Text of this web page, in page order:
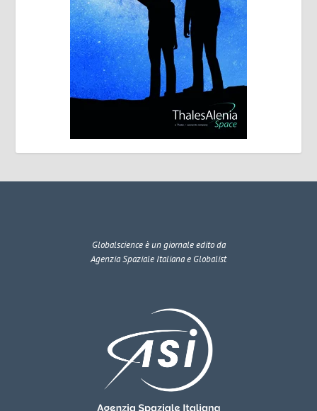
Globalscienceè un giornale edito da
Agenzia Spaziale Italiana e Globalist